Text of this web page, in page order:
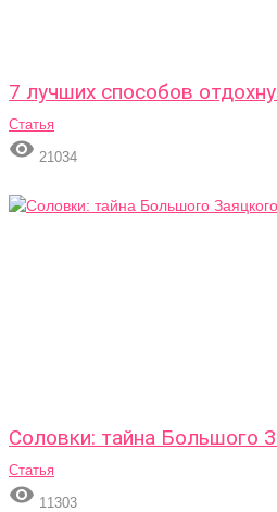
7 лучших способов
Статья
 21034
Соловки: тайна Большого
Статья
 11303